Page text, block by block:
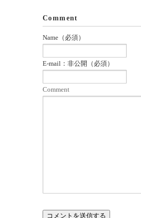
Comment
Name（必須）
E-mail：非公開（必須）
Comment